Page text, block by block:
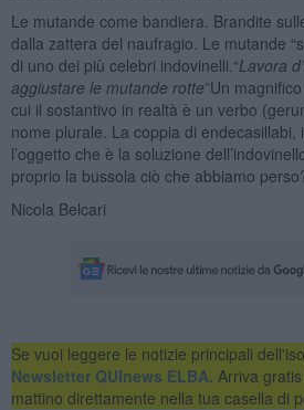
Le mutande come bandiera. Brandite
dalla zattera del naufragio. Le mutande
di uno dei più celebri indovinelli.“Lavora
aggiustare le mutande rotte”Un
cui il sostantivo in realtà è un verbo
nome plurale. La coppia di endecasillabi,
l’oggetto che è la soluzione
proprio la bussola ciò che abbiamo
Nicola Belcari
Se vuoi leggere le notizie principali
Newsletter QUInews ELBA. Arriva
mattino direttamente nella tua casella di